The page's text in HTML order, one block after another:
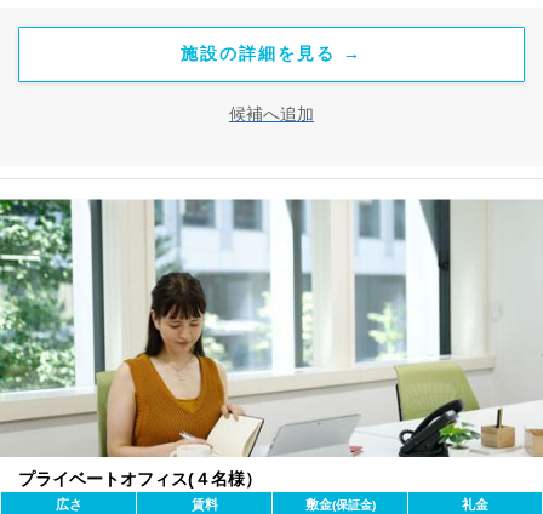
施設の詳細を見る →
候補へ追加
プライベートオフィス(４名様）
広さ 賃料 敷金(保証金) 礼金